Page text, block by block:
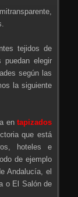
tejidos de
puedan elegir
según las
la siguiente
en tapizados
que está
hoteles e
de ejemplo
Andalucía, el
o El Salón de